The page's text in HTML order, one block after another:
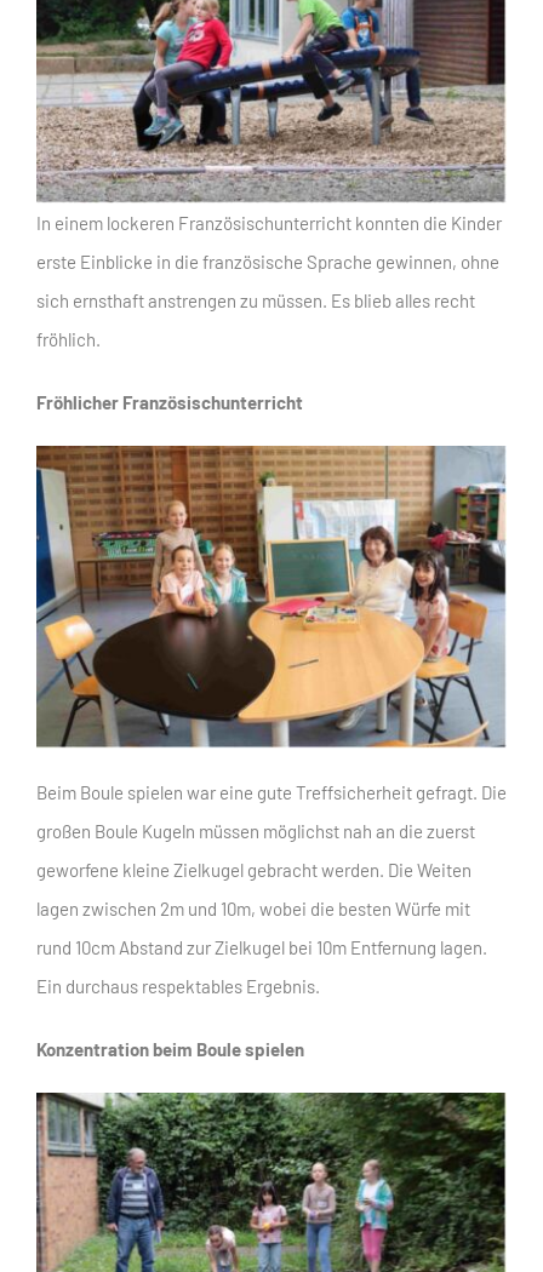
In einem lockeren Französischunterricht konnten die Kinder
erste Einblicke in die französische Sprache gewinnen, ohne
sich ernsthaft anstrengen zu müssen. Es blieb alles recht
fröhlich.
Fröhlicher Französischunterricht
Beim Boule spielen war eine gute Treffsicherheit gefragt. Die
großen Boule Kugeln müssen möglichst nah an die zuerst
geworfene kleine Zielkugel gebracht werden. Die Weiten
lagen zwischen 2m und 10m, wobei die besten Würfe mit
rund 10cm Abstand zur Zielkugel bei 10m Entfernung lagen.
Ein durchaus respektables Ergebnis.
Konzentration beim Boule spielen